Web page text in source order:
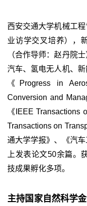
西安交通大学机械工
业访学交叉培养），
（合作导师：赵丹院
汽车、氢电无人机、
《Progress in
Conversion and
《IEEE Transactions
Transactions on
通大学学报》、《汽
上发表论文50余篇。
技成果孵化多项。
主持国家自然科学金